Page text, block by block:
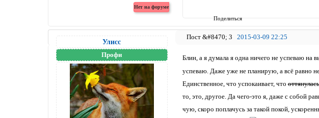
Поделиться
3 2015-03-09 22:25
Улисс
Профи Блин, а я думала я одна ничего не успеваю на
успеваю. Даже уже не планирую, а всё равно
Единственное, что успокаивает, что
то, это, другое. Да чего-это я, даже с собой
чую, скоро поплачусь за такой покой,